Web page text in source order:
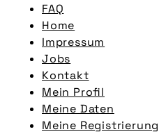
FAQ
Home
Impressum
Jobs
Kontakt
Mein Profil
Meine Daten
Meine Registrierung